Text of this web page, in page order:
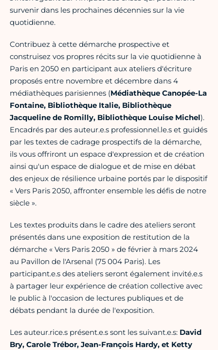
survenir dans les prochaines décennies sur la vie
quotidienne.
Contribuez à cette démarche prospective et
construisez vos propres récits sur la vie quotidienne à
Paris en 2050 en participant aux ateliers d'écriture
proposés entre novembre et décembre dans 4
médiathèques parisiennes (Médiathèque Canopée-La
Fontaine, Bibliothèque Italie, Bibliothèque
Jacqueline de Romilly, Bibliothèque Louise Michel).
Encadrés par des auteur.e.s professionnel.le.s et guidés
par les textes de cadrage prospectifs de la démarche,
ils vous offriront un espace d'expression et de création
ainsi qu'un espace de dialogue et de mise en débat
des enjeux de résilience urbaine portés par le dispositif
« Vers Paris 2050, affronter ensemble les défis de notre
siècle ».
Les textes produits dans le cadre des ateliers seront
présentés dans une exposition de restitution de la
démarche « Vers Paris 2050 » de février à mars 2024
au Pavillon de l'Arsenal (75 004 Paris). Les
participant.e.s des ateliers seront également invité.e.s
à partager leur expérience de création collective avec
le public à l'occasion de lectures publiques et de
débats pendant la durée de l'exposition.
Les auteur.rice.s présent.e.s sont les suivant.e.s: David
Bry, Carole Trébor, Jean-François Hardy, et Ketty